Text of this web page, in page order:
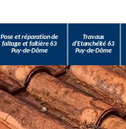
Pose et réparation de
faîtage et faîtière 63
Puy-de-Dôme
Travaux
d'Etanchéité 63
Puy-de-Dôme